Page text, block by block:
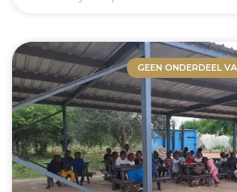
GEEN ONDERDEEL